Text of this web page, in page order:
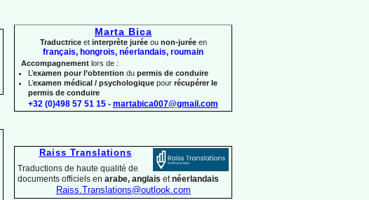
Marta Bica
Traductrice etinterprète juréeou non-jurée en
français, hongrois, néerlandais, roumain
Accompagnement lors de :
L’examen pour l’obtention du permis de conduire
L’examen médical / psychologique pour récupérer le
permis de conduire
+32 (0)498 57 51 15 - martabica007@gmail.com
Raiss Translations
Traductions de haute qualité de
documents officiels en arabe, anglais etnéerlandais
Raiss. Translations@outlook.com